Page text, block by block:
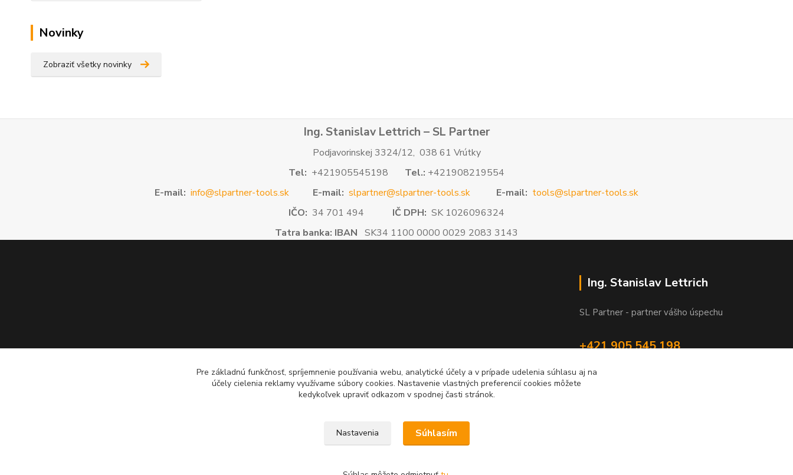
Novinky
Zobraziť všetky novinky
Ing. Stanislav Lettrich – SL Partner
Podjavorinskej 3324/12, 038 61 Vrútky
Tel: +421905545198 Tel.: +421908219554
E-mail: info@slpartner-tools.sk E-mail: slpartner@slpartner-tools.sk E-mail: tools@slpartner-tools.sk
IČO: 34 701 494 IČ DPH: SK 1026096324
Tatra banka: IBAN SK34 1100 0000 0029 2083 3143
Ing. Stanislav Lettrich
SL Partner - partner vášho úspechu
+421 905 545 198
Pre základnú funkčnosť, spríjemnenie používania webu, analytické účely a v prípade udelenia súhlasu aj na
účely cielenia reklamy využívame súbory cookies. Nastavenie vlastných preferencií cookies môžete
kedykoľvek upraviť odkazom v spodnej časti stránok.
Nastavenia Súhlasím